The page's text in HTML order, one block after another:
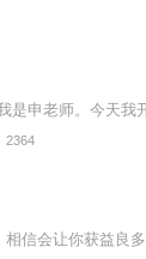
2364
信会让你获益良多